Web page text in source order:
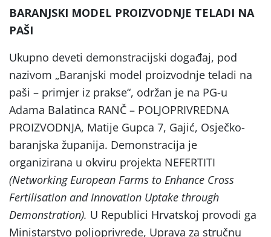
BARANJSKI MODEL PROIZVODNJE TELADI NA
PAŠI
Ukupno deveti demonstracijski događaj, pod
nazivom „Baranjski model proizvodnje teladi na
paši – primjer iz prakse“, održan je na PG-u
Adama Balatinca RANČ – POLJOPRIVREDNA
PROIZVODNJA, Matije Gupca 7, Gajić, Osječko-
baranjska županija. Demonstracija je
organizirana u okviru projekta NEFERTITI
(Networking European Farms to Enhance Cross
Fertilisation and Innovation Uptake through
Demonstration). U Republici Hrvatskoj provodi ga
Ministarstvo poljoprivrede, Uprava za stručnu